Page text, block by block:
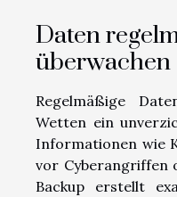
Daten
überwachen
Regelmäßige
Wetten ein
Informationen wie
vor Cyberangriffen
Backup erstellt